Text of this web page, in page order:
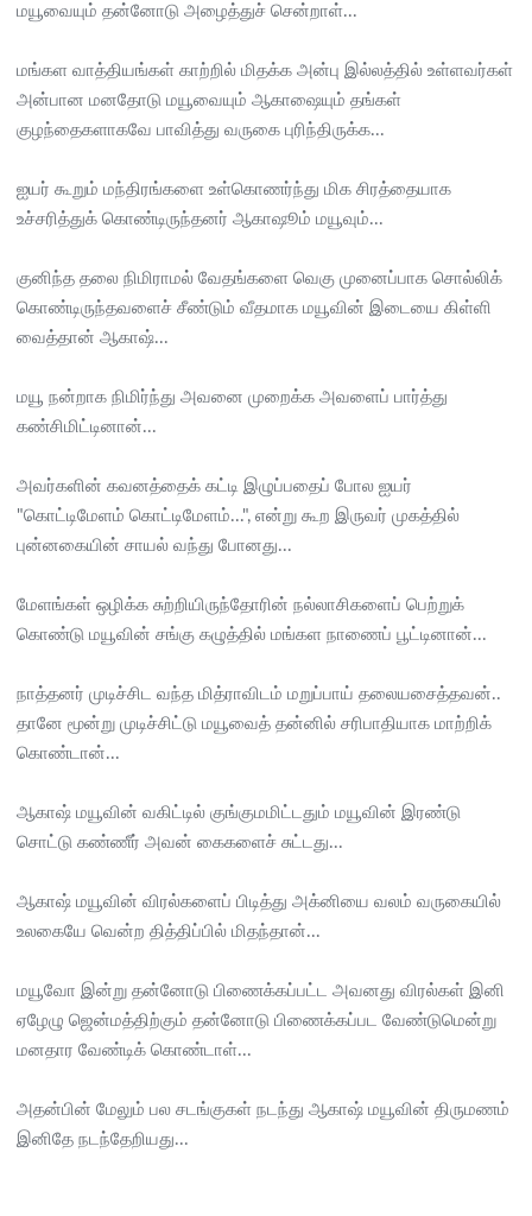
மயூவையும் தன்னோடு அழைத்துச் சென்றாள்...
மங்கள வாத்தியங்கள் காற்றில் மிதக்க அன்பு இல்லத்தில் உள்ளவர்கள்
அன்பான மனதோடு மயூவையும் ஆகாஷையும் தங்கள்
குழந்தைகளாகவே பாவித்து வருகை புரிந்திருக்க...
ஐயர் கூறும் மந்திரங்களை உள்கொணர்ந்து மிக சிரத்தையாக
உச்சரித்துக் கொண்டிருந்தனர் ஆகாஷூம் மயூவும்...
குனிந்த தலை நிமிராமல் வேதங்களை வெகு முனைப்பாக சொல்லிக்
கொண்டிருந்தவளைச் சீண்டும் வீதமாக மயூவின் இடையை கிள்ளி
வைத்தான் ஆகாஷ்...
மயூ நன்றாக நிமிர்ந்து அவனை முறைக்க அவளைப் பார்த்து
கண்சிமிட்டினான்...
அவர்களின் கவனத்தைக் கட்டி இழுப்பதைப் போல ஐயர்
"கொட்டிமேளம் கொட்டிமேளம்...", என்று கூற இருவர் முகத்தில்
புன்னகையின் சாயல் வந்து போனது...
மேளங்கள் ஒழிக்க சுற்றியிருந்தோரின் நல்லாசிகளைப் பெற்றுக்
கொண்டு மயூவின் சங்கு கழுத்தில் மங்கள நாணைப் பூட்டினான்...
நாத்தனர் முடிச்சிட வந்த மித்ராவிடம் மறுப்பாய் தலையசைத்தவன்..
தானே மூன்று முடிச்சிட்டு மயூவைத் தன்னில் சரிபாதியாக மாற்றிக்
கொண்டான்...
ஆகாஷ் மயூவின் வகிட்டில் குங்குமமிட்டதும் மயூவின் இரண்டு
சொட்டு கண்ணீர் அவன் கைகளைச் சுட்டது...
ஆகாஷ் மயூவின் விரல்களைப் பிடித்து அக்னியை வலம் வருகையில்
உலகையே வென்ற தித்திப்பில் மிதந்தான்...
மயூவோ இன்று தன்னோடு பிணைக்கப்பட்ட அவனது விரல்கள் இனி
ஏழேழு ஜென்மத்திற்கும் தன்னோடு பிணைக்கப்பட வேண்டுமென்று
மனதார வேண்டிக் கொண்டாள்...
அதன்பின் மேலும் பல சடங்குகள் நடந்து ஆகாஷ் மயூவின் திருமணம்
இனிதே நடந்தேறியது...